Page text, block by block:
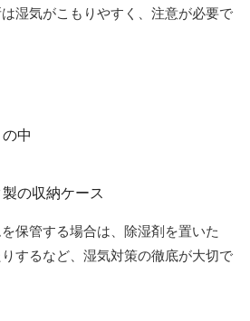
湿気がこもりやすく、注意が必要で
中
の収納ケース
保管する場合は、除湿剤を置いた
するなど、湿気対策の徹底が大切で